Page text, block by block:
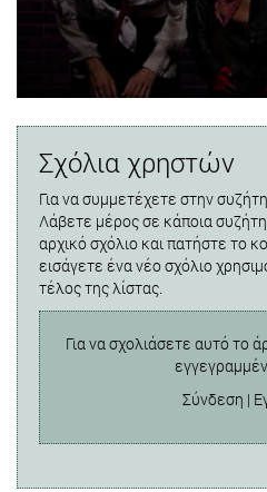
Σχόλια χρηστών
Για να συμμετέχετε στην
Λάβετε μέρος σε κάποια
αρχικό σχόλιο και πατήστε το
εισάγετε ένα νέο σχόλιο
τέλος της λίστας.
Για να σχολιάσετε αυτό το
Σύνδεση |